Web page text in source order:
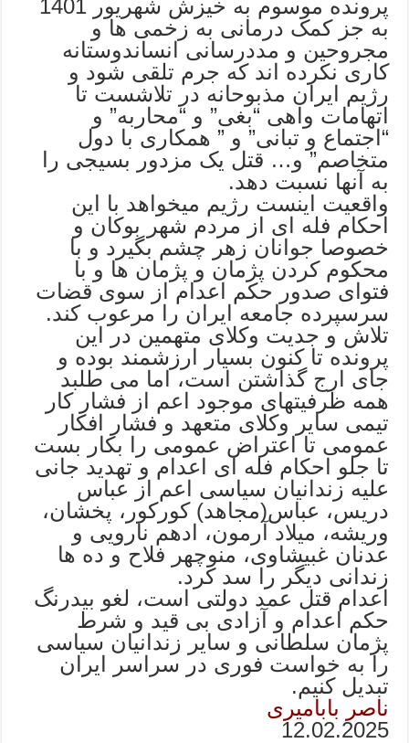
پرونده موسوم به خیزش شهریور 1401
به جز کمک درمانی به زخمی ها و
مجروحین و مددرسانی انساندوستانه
کاری نکرده اند که جرم تلقی شود و
رژیم ایران مذبوحانه در تلاشست تا
اتهامات واهی “بغی” و “محاربه” و
“اجتماع و تبانی” و ” همکاری با دول
متخاصم” و… قتل یک مزدور بسیجی را
به آنها نسبت دهد.
واقعیت اینست رژیم میخواهد با این
احکام فله ای از مردم شهر بوکان و
خصوصا جوانان زهر چشم بگیرد و با
محکوم کردن پژمان و پژمان ها و با
فتوای صدور حکم اعدام از سوی قضات
سرسپرده جامعه ایران را مرعوب کند.
تلاش و جدیت وکلای متهمین در این
پرونده تا کنون بسیار ارزشمند بوده و
جای ارج گذاشتن است، اما می طلبد
همه ظرفیتهای موجود اعم از فشار کار
تیمی سایر وکلای متعهد و فشار افکار
عمومی تا اعتراض عمومی را بکار بست
تا جلو احکام فله ای اعدام و تهدید جانی
علیه زندانیان سیاسی اعم از عباس
دریس، عباس(مجاهد) کورکور، پخشان،
وریشه، میلاد آرمون، ادهم نارویی و
عدنان غبیشاوی، منوچهر فلاح و ده ها
زندانی دیگر را سد کرد.
اعدام قتل عمد دولتی است، لغو بیدرنگ
حکم اعدام و آزادی بی قید و شرط
پژمان سلطانی و سایر زندانیان سیاسی
را به خواست فوری در سراسر ایران
تبدیل کنیم.
ناصر بابامیری
12.02.2025